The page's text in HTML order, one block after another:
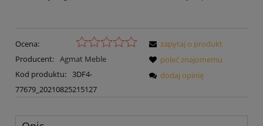
Ocena:
Producent: Agmat Meble
Kod produktu: 3DF4-
77679_20210825215127
zapytaj o produkt
poleć znajomemu
dodaj opinię